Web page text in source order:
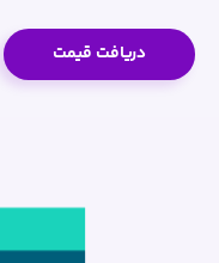
دریافت قیمت